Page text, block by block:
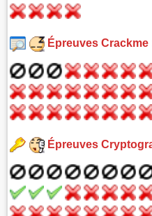
Épreuves Crackme
Épreuves